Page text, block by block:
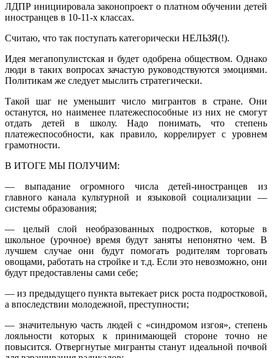
ЛДПР инициировала законопроект о платном обучении детей
иностранцев в 10-11-х классах.
Считаю, что так поступать категорически НЕЛЬЗЯ(!).
Идея мегапопулистская и будет одобрена обществом. Однако
люди в таких вопросах зачастую руководствуются эмоциями.
Политикам же следует мыслить стратегически.
Такой шаг не уменьшит число мигрантов в стране. Они
останутся, но наименее платежеспособные из них не смогут
отдать детей в школу. Надо понимать, что степень
платежеспособности, как правило, коррелирует с уровнем
грамотности.
В ИТОГЕ МЫ ПОЛУЧИМ:
— выпадание огромного числа детей-иностранцев из
главного канала культурной и языковой социализации —
системы образования;
— целый слой необразованных подростков, которые в
школьное (урочное) время будут заняты непонятно чем. В
лучшем случае они будут помогать родителям торговать
овощами, работать на стройке и т.д. Если это невозможно, они
будут предоставлены сами себе;
— из предыдущего пункта вытекает риск роста подростковой,
а впоследствии молодежной, преступности;
— значительную часть людей с «синдромом изгоя», степень
лояльности которых к принимающей стороне точно не
повысится. Отвергнутые мигранты станут идеальной почвой